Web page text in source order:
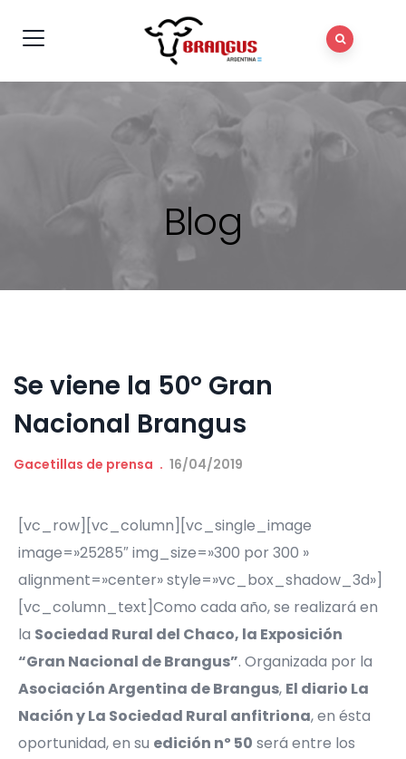
Blog
Se viene la 50º Gran
Nacional Brangus
Gacetillas de prensa 16/04/2019
[vc_row][vc_column][vc_single_image
image=»25285″ img_size=»300 por 300 »
alignment=»center» style=»vc_box_shadow_3d»]
[vc_column_text]Como cada año, se realizará en
la Sociedad Rural del Chaco, la Exposición
“Gran Nacional de Brangus”. Organizada por la
Asociación Argentina de Brangus, El diario La
Nación y La Sociedad Rural anfitriona, en ésta
oportunidad, en su edición nº 50 será entre los